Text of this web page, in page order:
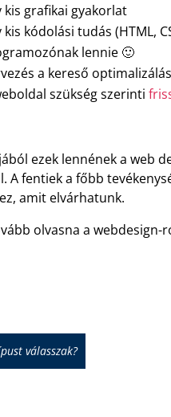
kis grafikai gyakorlat
kis kódolási tudás (HTML,
lennie 🙂
a kereső
szükség szerinti
ezek lennének a web
A fentiek a főbb
amit elvárhatunk.
olvasna a
válasszak?